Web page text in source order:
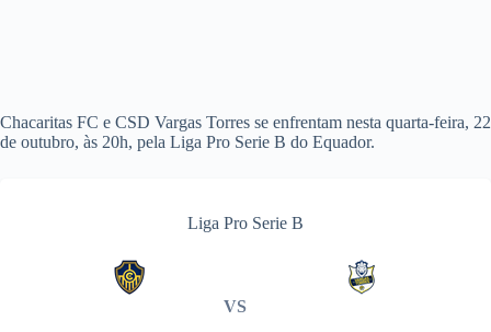
Chacaritas FC e CSD Vargas Torres se enfrentam nesta quarta-feira, 22
de outubro, às 20h, pela Liga Pro Serie B do Equador.
Liga Pro Serie B
VS